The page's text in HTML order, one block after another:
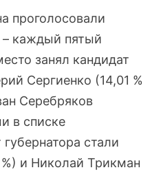
проголосовали
каждый пятый
занял кандидат
Сергиенко (14,01 %
Серебряков
в списке
стали
и Николай Трикман